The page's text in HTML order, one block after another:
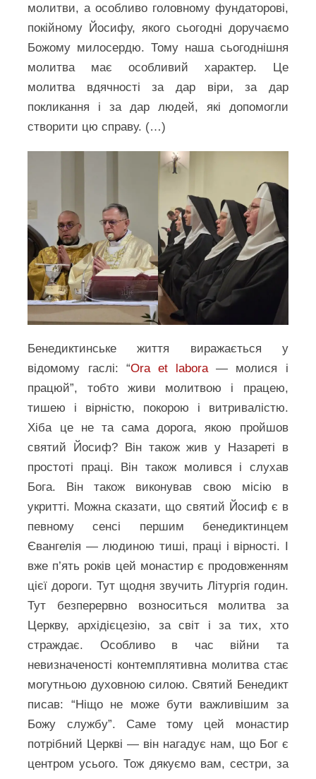
молитви, а особливо головному фундаторові,
покійному Йосифу, якого сьогодні доручаємо
Божому милосердю. Тому наша сьогоднішня
молитва має особливий характер. Це
молитва вдячності за дар віри, за дар
покликання і за дар людей, які допомогли
створити цю справу. (…)
Бенедиктинське життя виражається у
відомому гаслі: “Ora et labora— молися і
працюй”, тобто живи молитвою і працею,
тишею і вірністю, покорою і витривалістю.
Хіба це не та сама дорога, якою пройшов
святий Йосиф? Він також жив у Назареті в
простоті праці. Він також молився і слухав
Бога. Він також виконував свою місію в
укритті. Можна сказати, що святий Йосиф є в
певному сенсі першим бенедиктинцем
Євангелія — людиною тиші, праці і вірності. І
вже п’ять років цей монастир є продовженням
цієї дороги. Тут щодня звучить Літургія годин.
Тут безперервно возноситься молитва за
Церкву, архідієцезію, за світ і за тих, хто
страждає. Особливо в час війни та
невизначеності контемплятивна молитва стає
могутньою духовною силою. Святий Бенедикт
писав: “Ніщо не може бути важливішим за
Божу службу”. Саме тому цей монастир
потрібний Церкві — він нагадує нам, що Бог є
центром усього. Тож дякуємо вам, сестри, за